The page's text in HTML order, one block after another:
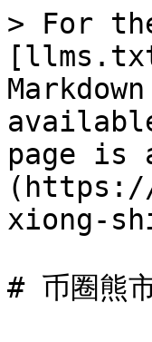
> For
page is
(https://
xiong-
# 币圈熊